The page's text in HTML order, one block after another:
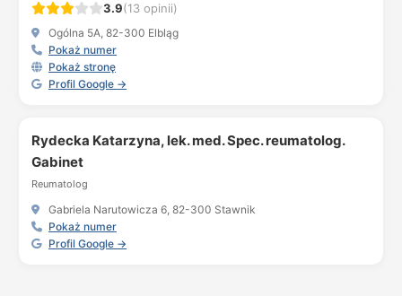
3.9(13 opinii)
Ogólna 5A, 82-300 Elbląg
Pokaż numer
Pokaż stronę
Profil Google →
Rydecka Katarzyna, lek. med. Spec. reumatolog.
Gabinet
Reumatolog
Gabriela Narutowicza 6, 82-300 Stawnik
Pokaż numer
Profil Google →